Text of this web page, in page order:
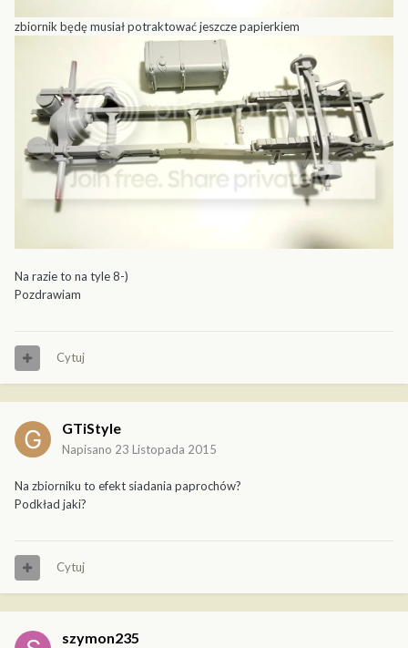
zbiornik będę musiał potraktować jeszcze papierkiem
Na razie to na tyle 8-)
Pozdrawiam
Cytuj
GTiStyle
Napisano 23 Listopada 2015
Na zbiorniku to efekt siadania paprochów?
Podkład jaki?
Cytuj
szymon235